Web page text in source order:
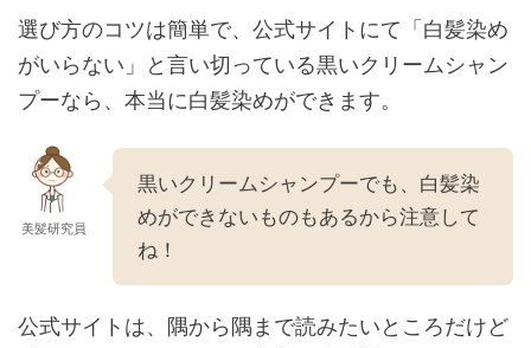
選び方のコツは簡単で、公式サイトにて「白髪染め
がいらない」と言い切っている黒いクリームシャン
プーなら、本当に白髪染めができます。
美髪研究員
黒いクリームシャンプーでも、白髪染
めができないものもあるから注意して
ね！
公式サイトは、隅から隅まで読みたいところだけど